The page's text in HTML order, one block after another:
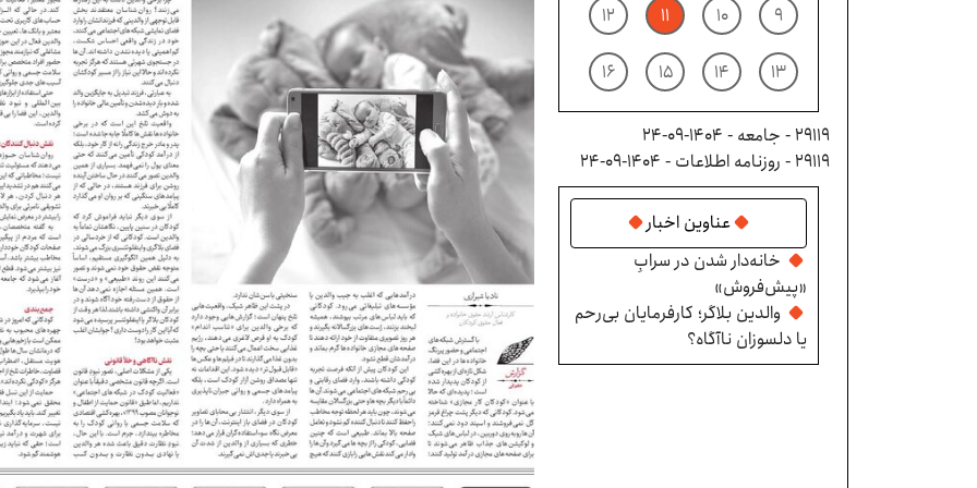
۹ ۱۰ ۱۱ ۱۲
۱۳ ۱۴ ۱۵ ۱۶
29119 - جامعه - ۱۴۰۴-۰۹-۲۴
29119 - روزنامه اطلاعات - ۱۴۰۴-۰۹-۲۴
عناوین اخبار
خانه‌دار شدن در سرابِ
«پیش‌فروش»
والدین بلاگر؛ کارفرمایان بی‌رحم
یا دلسوزان ناآگاه؟